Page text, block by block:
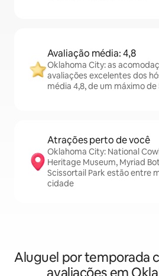
Avaliação média: 4,8
Oklahoma City: as
avaliações excelentes dos
média 4,8, de um máximo de
Atrações perto de você
Oklahoma City: National
Heritage Museum, Myriad
Scissortail Park estão entre
cidade
Aluguel por temporada